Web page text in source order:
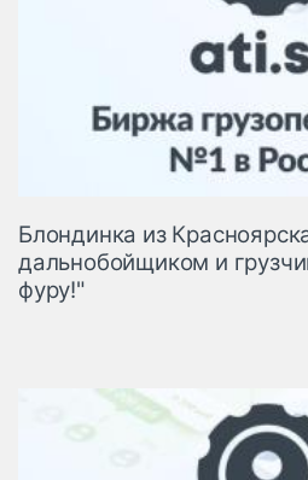
Блондинка из
дальнобойщиком и
фуру!"